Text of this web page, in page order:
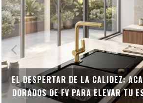
EL DESPERTAR DE LA CALIDEZ:
DORADOS DE FV PARA ELEVAR TU